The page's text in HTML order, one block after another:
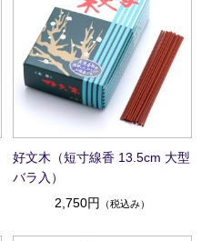
好文木（短寸線香 13.5cm 大型
バラ入）
2,750円
（税込み）